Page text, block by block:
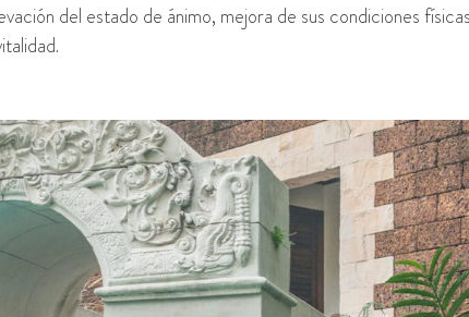
del estado de ánimo, mejora de sus condiciones